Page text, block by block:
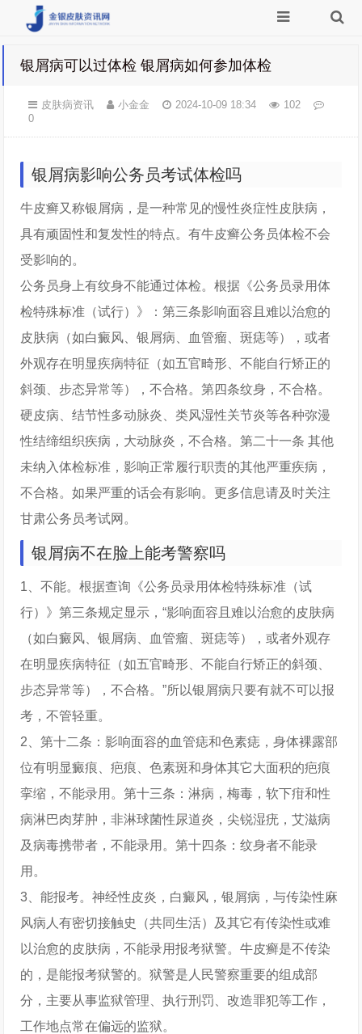
银屑病可以过体检 银屑病如何参加体检
皮肤病资讯 小金金 2024-10-09 18:34
102
0
银屑病影响公务员考试体检吗
牛皮癣又称银屑病，是一种常见的慢性炎症性皮肤病，
具有顽固性和复发性的特点。有牛皮癣公务员体检不会
受影响的。
公务员身上有纹身不能通过体检。根据《公务员录用体
检特殊标准（试行）》：第三条影响面容且难以治愈的
皮肤病（如白癜风、银屑病、血管瘤、斑痣等），或者
外观存在明显疾病特征（如五官畸形、不能自行矫正的
斜颈、步态异常等），不合格。第四条纹身，不合格。
硬皮病、结节性多动脉炎、类风湿性关节炎等各种弥漫
性结缔组织疾病，大动脉炎，不合格。第二十一条 其他
未纳入体检标准，影响正常履行职责的其他严重疾病，
不合格。如果严重的话会有影响。更多信息请及时关注
甘肃公务员考试网。
银屑病不在脸上能考警察吗
1、不能。根据查询《公务员录用体检特殊标准（试
行）》第三条规定显示，“影响面容且难以治愈的皮肤病
（如白癜风、银屑病、血管瘤、斑痣等），或者外观存
在明显疾病特征（如五官畸形、不能自行矫正的斜颈、
步态异常等），不合格。”所以银屑病只要有就不可以报
考，不管轻重。
2、第十二条：影响面容的血管痣和色素痣，身体裸露部
位有明显癜痕、疤痕、色素斑和身体其它大面积的疤痕
挛缩，不能录用。第十三条：淋病，梅毒，软下疳和性
病淋巴肉芽肿，非淋球菌性尿道炎，尖锐湿疣，艾滋病
及病毒携带者，不能录用。第十四条：纹身者不能录
用。
3、能报考。神经性皮炎，白癜风，银屑病，与传染性麻
风病人有密切接触史（共同生活）及其它有传染性或难
以治愈的皮肤病，不能录用报考狱警。牛皮癣是不传染
的，是能报考狱警的。狱警是人民警察重要的组成部
分，主要从事监狱管理、执行刑罚、改造罪犯等工作，
工作地点常在偏远的监狱。